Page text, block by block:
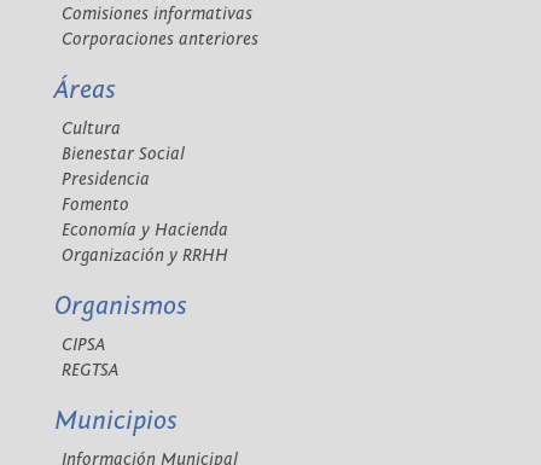
Comisiones informativas
Corporaciones anteriores
Áreas
Cultura
Bienestar Social
Presidencia
Fomento
Economía y Hacienda
Organización y RRHH
Organismos
CIPSA
REGTSA
Municipios
Información Municipal